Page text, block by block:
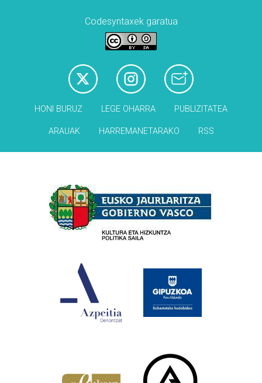
Codesyntaxek garatua
HONI BURUZ LEGE OHARRA PUBLIZITATEA
ARAUAK HARREMANETARAKO RSS